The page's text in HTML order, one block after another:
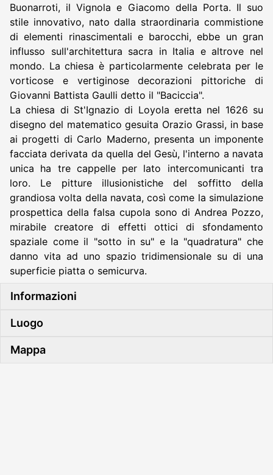
Buonarroti, il Vignola e Giacomo della Porta. Il suo
stile innovativo, nato dalla straordinaria commistione
di elementi rinascimentali e barocchi, ebbe un gran
influsso sull'architettura sacra in Italia e altrove nel
mondo. La chiesa è particolarmente celebrata per le
vorticose e vertiginose decorazioni pittoriche di
Giovanni Battista Gaulli detto il "Baciccia".
La chiesa di St'Ignazio di Loyola eretta nel 1626 su
disegno del matematico gesuita Orazio Grassi, in base
ai progetti di Carlo Maderno, presenta un imponente
facciata derivata da quella del Gesù, l'interno a navata
unica ha tre cappelle per lato intercomunicanti tra
loro. Le pitture illusionistiche del soffitto della
grandiosa volta della navata, così come la simulazione
prospettica della falsa cupola sono di Andrea Pozzo,
mirabile creatore di effetti ottici di sfondamento
spaziale come il "sotto in su" e la "quadratura" che
danno vita ad uno spazio tridimensionale su di una
superficie piatta o semicurva.
Informazioni
Luogo
Mappa